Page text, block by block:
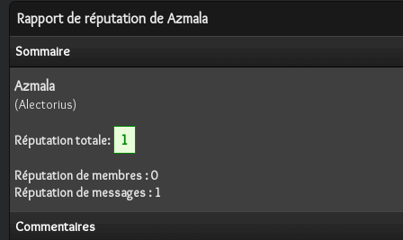
Rapport de réputation de Azmala
Sommaire
Azmala
(Alectorius)
Réputation totale: 1
Réputation de membres : 0
Réputation de messages : 1
Commentaires